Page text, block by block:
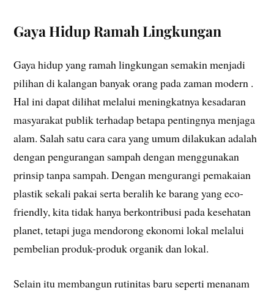
Gaya Hidup Ramah Lingkungan
Gaya hidup yang ramah lingkungan semakin menjadi
pilihan di kalangan banyak orang pada zaman modern .
Hal ini dapat dilihat melalui meningkatnya kesadaran
masyarakat publik terhadap betapa pentingnya menjaga
alam. Salah satu cara cara yang umum dilakukan adalah
dengan pengurangan sampah dengan menggunakan
prinsip tanpa sampah. Dengan mengurangi pemakaian
plastik sekali pakai serta beralih ke barang yang eco-
friendly, kita tidak hanya berkontribusi pada kesehatan
planet, tetapi juga mendorong ekonomi lokal melalui
pembelian produk-produk organik dan lokal.
Selain itu membangun rutinitas baru seperti menanam